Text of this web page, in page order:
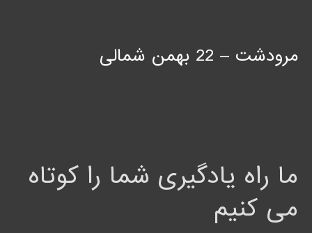
مرودشت – 22 بهمن شمالی
ما راه یادگیری شما را کوتاه
می کنیم